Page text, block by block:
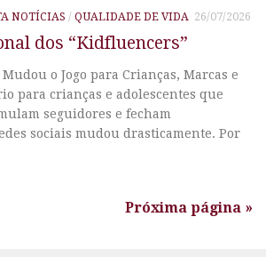
NOTÍCIAS / QUALIDADE DE VIDA 26/07/2026
dos “Kidfluencers”
o Jogo para Crianças, Marcas e
para crianças e adolescentes que
seguidores e fecham
sociais mudou drasticamente. Por
Próxima página »